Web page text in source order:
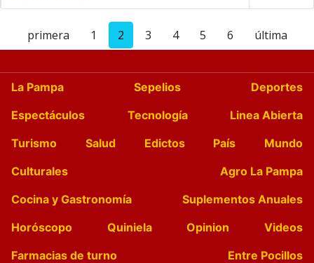
primera 1 2 3 4 5 6 última
La Pampa Sepelios
Deportes
Espectáculos
Tecnología
Linea Abierta
Turismo
Salud Edictos País
Mundo
Culturales
Agro La Pampa
Cocina y Gastronomía
Suplementos Anuales
Horóscopo
Quiniela Opinion
Videos
Farmacias de turno
Entre Pocillos